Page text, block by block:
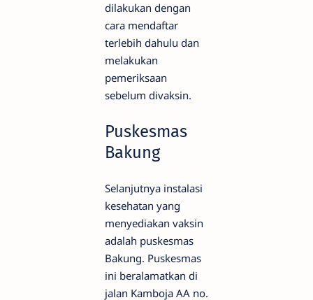
dilakukan dengan
cara mendaftar
terlebih dahulu dan
melakukan
pemeriksaan
sebelum divaksin.
Puskesmas
Bakung
Selanjutnya instalasi
kesehatan yang
menyediakan vaksin
adalah puskesmas
Bakung. Puskesmas
ini beralamatkan di
jalan Kamboja AA no.